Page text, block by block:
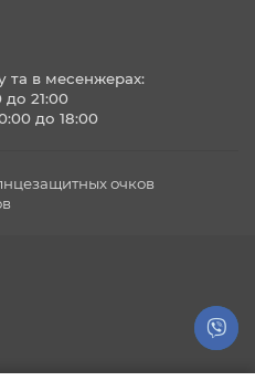
та в месенжерах:
до 21:00
до 18:00
очков